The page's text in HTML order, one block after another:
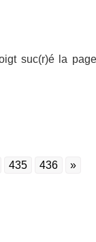
suc(r)é la
435 436 »